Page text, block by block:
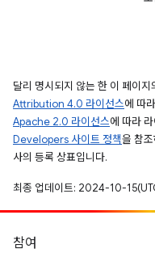
달리 명시되지 않는 한 이 페이지
Attribution 4.0 라이선스에 따
Apache 2.0 라이선스에 따라
Developers 사이트 정책을 참
사의 등록 상표입니다.
최종 업데이트: 2024-10-
참여